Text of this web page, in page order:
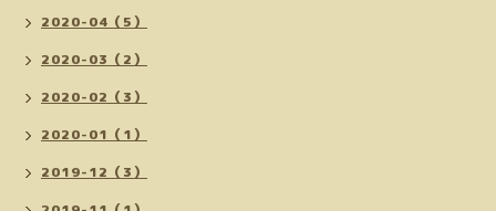
2020-04（5）
2020-03（2）
2020-02（3）
2020-01（1）
2019-12（3）